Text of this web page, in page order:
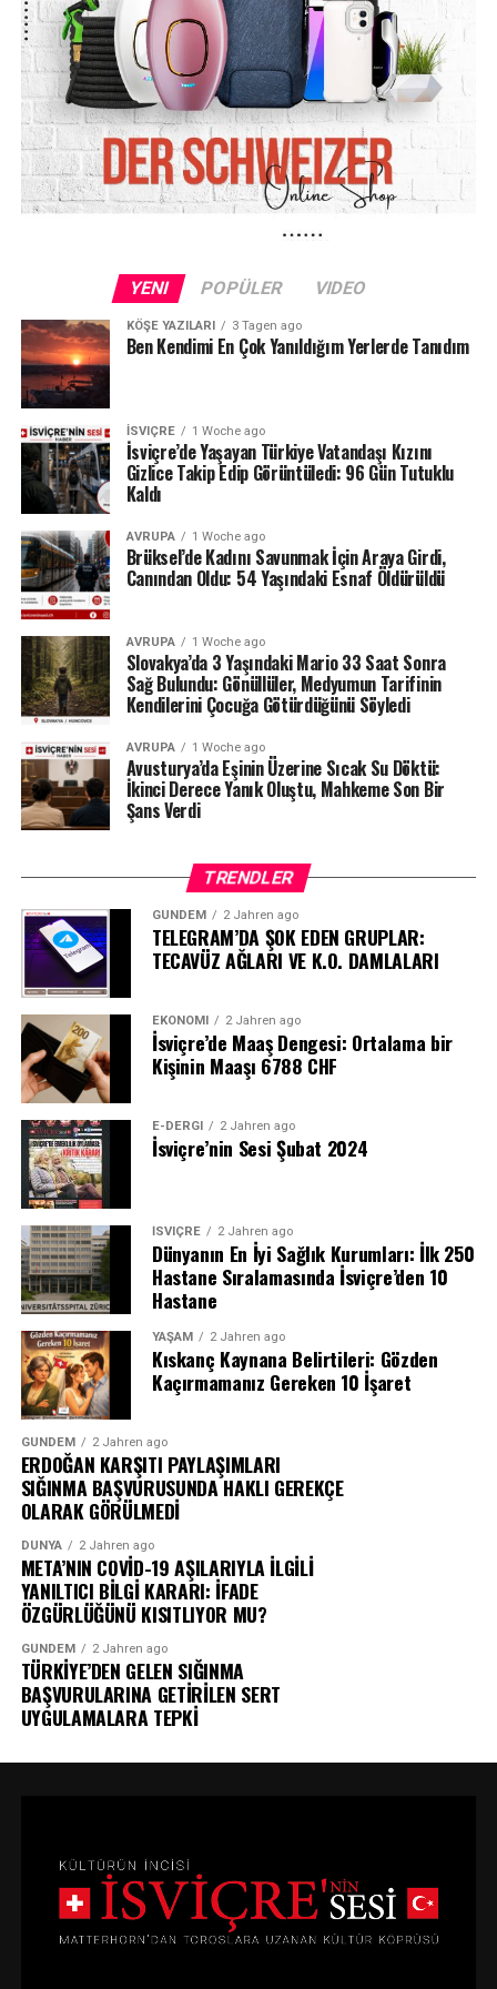
yaşlanan nüfus, yeni ve pahalı tedavi yöntemleri,
ilaç maliyetlerindeki artış ve sağlık hizmetlerine
olan talebin yükselmesiyer alıyor.
Ekonomistler, maaş artışlarının devam etmesine rağmen
sağlık sigortası primlerinin hane gelirleri içindeki
payının giderek büyüdüğüne dikkat çekiyor. Bu da
özellikle orta gelir grubundaalım gücünün
yol açan önemli faktörlerden biri olarak
YENI POPÜLER VIDEO
KÖŞE YAZILARI 3 Tagen ago
Ben Kendimi En Çok Yanıldığım Yerlerde Tanıdım
İSVIÇRE 1 Woche ago
İsviçre’de Yaşayan Türkiye Vatandaşı Kızını
Gizlice Takip Edip Görüntüledi: 96 Gün Tutuklu
Kaldı
AVRUPA 1 Woche ago
Brüksel’de Kadını Savunmak İçin Araya Girdi,
Canından Oldu: 54 Yaşındaki Esnaf Öldürüldü
AVRUPA 1 Woche ago
Slovakya’da 3 Yaşındaki Mario 33 Saat Sonra
Sağ Bulundu: Gönüllüler, Medyumun Tarifinin
Kendilerini Çocuğa Götürdüğünü Söyledi
AVRUPA 1 Woche ago
Avusturya’da Eşinin Üzerine Sıcak Su Döktü:
İkinci Derece Yanık Oluştu, Mahkeme Son Bir
Şans Verdi
TRENDLER
GÜNDEM 2 Jahren ago
TELEGRAM’DA ŞOK EDEN GRUPLAR:
TECAVÜZ AĞLARI VE K.O. DAMLALARI
EKONOMI 2 Jahren ago
İsviçre’de Maaş Dengesi: Ortalama bir
Kişinin Maaşı 6788 CHF
E-DERGI 2 Jahren ago
İsviçre’nin Sesi Şubat 2024
İSVIÇRE 2 Jahren ago
Dünyanın En İyi Sağlık Kurumları: İlk 250
Hastane Sıralamasında İsviçre’den 10
Hastane
YAŞAM 2 Jahren ago
Kıskanç Kaynana Belirtileri: Gözden
Kaçırmamanız Gereken 10 İşaret
GÜNDEM 2 Jahren ago
ERDOĞAN KARŞITI PAYLAŞIMLARI
SIĞINMA BAŞVURUSUNDA HAKLI GEREKÇE
OLARAK GÖRÜLMEDİ
DÜNYA 2 Jahren ago
META’NIN COVİD-19 AŞILARIYLA İLGİLİ
YANILTICI BİLGİ KARARI: İFADE
ÖZGÜRLÜĞÜNÜ KISITLIYOR MU?
GÜNDEM 2 Jahren ago
TÜRKİYE’DEN GELEN SIĞINMA
BAŞVURULARINA GETİRİLEN SERT
UYGULAMALARA TEPKİ